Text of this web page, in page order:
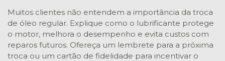
Muitos clientes não entendem a importância da troca
de óleo regular. Explique como o lubrificante protege
o motor, melhora o desempenho e evita custos com
reparos futuros. Ofereça um lembrete para a próxima
troca ou um cartão de fidelidade para incentivar o